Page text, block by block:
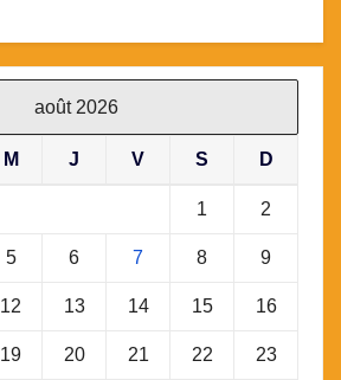
août 2026
M J V S D
1 2
5 6 7 8 9
12 13 14 15 16
19 20 21 22 23